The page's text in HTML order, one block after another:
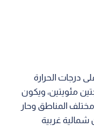
درجات الحرارة
مئويتين، ويكون
المناطق وحار
شمالية غربية